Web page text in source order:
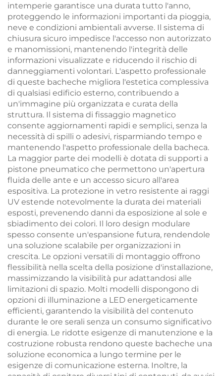
intemperie garantisce una durata tutto l'anno,
proteggendo le informazioni importanti da pioggia,
neve e condizioni ambientali avverse. Il sistema di
chiusura sicuro impedisce l'accesso non autorizzato
e manomissioni, mantenendo l'integrità delle
informazioni visualizzate e riducendo il rischio di
danneggiamenti volontari. L'aspetto professionale
di queste bacheche migliora l'estetica complessiva
di qualsiasi edificio esterno, contribuendo a
un'immagine più organizzata e curata della
struttura. Il sistema di fissaggio magnetico
consente aggiornamenti rapidi e semplici, senza la
necessità di spilli o adesivi, risparmiando tempo e
mantenendo l'aspetto professionale della bacheca.
La maggior parte dei modelli è dotata di supporti a
pistone pneumatico che permettono un'apertura
fluida delle ante e un accesso sicuro all'area
espositiva. La protezione in vetro resistente ai raggi
UV estende notevolmente la durata dei materiali
esposti, prevenendo danni da esposizione al sole e
sbiadimento dei colori. Il loro design modulare
spesso consente un'espansione futura, rendendole
una soluzione scalabile per organizzazioni in
crescita. Le opzioni versatili di montaggio offrono
flessibilità nella scelta della posizione d'installazione,
massimizzando la visibilità pur adattandosi alle
limitazioni di spazio. Molti modelli dispongono di
opzioni di illuminazione a LED energeticamente
efficienti, garantendo la visibilità del contenuto
durante le ore serali senza un consumo significativo
di energia. Le ridotte esigenze di manutenzione e la
costruzione robusta rendono queste bacheche una
soluzione economica a lungo termine per le
esigenze di comunicazione esterna. Inoltre, la